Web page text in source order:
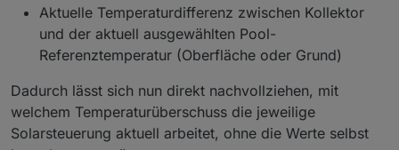
Aktuelle Temperaturdifferenz zwischen Kollektor
und der aktuell ausgewählten Pool-
Referenztemperatur (Oberfläche oder Grund)
Dadurch lässt sich nun direkt nachvollziehen, mit
welchem Temperaturüberschuss die jeweilige
Solarsteuerung aktuell arbeitet, ohne die Werte selbst